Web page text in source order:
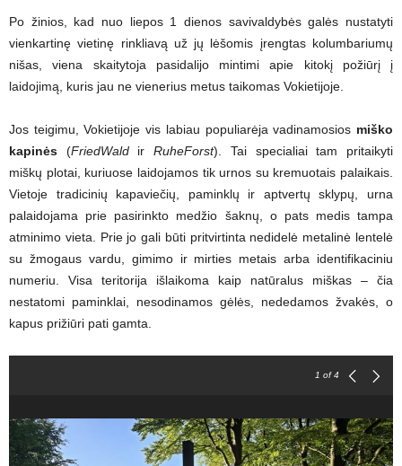
Po žinios, kad nuo liepos 1 dienos savivaldybės galės nustatyti
vienkartinę vietinę rinkliavą už jų lėšomis įrengtas kolumbariumų
nišas, viena skaitytoja pasidalijo mintimi apie kitokį požiūrį į
laidojimą, kuris jau ne vienerius metus taikomas Vokietijoje.
Jos teigimu, Vokietijoje vis labiau populiarėja vadinamosios miško
kapinės (FriedWaldirRuheForst). Tai specialiai tam pritaikyti
miškų plotai, kuriuose laidojamos tik urnos su kremuotais palaikais.
Vietoje tradicinių kapaviečių, paminklų ir aptvertų sklypų, urna
palaidojama prie pasirinkto medžio šaknų, o pats medis tampa
atminimo vieta. Prie jo gali būti pritvirtinta nedidelė metalinė lentelė
su žmogaus vardu, gimimo ir mirties metais arba identifikaciniu
numeriu. Visa teritorija išlaikoma kaip natūralus miškas – čia
nestatomi paminklai, nesodinamos gėlės, nededamos žvakės, o
kapus prižiūri pati gamta.
1 of 4